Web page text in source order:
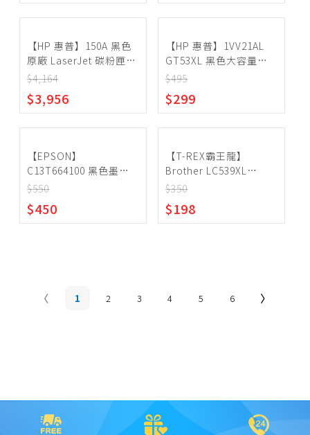
【HP 惠普】150A 黑色
原廠 LaserJet 碳粉匣
W1500A《2入組》
$4,164
$3,956
【HP 惠普】1VV21AL
GT53XL 黑色大容量墨
水瓶
$495
$299
【EPSON】
C13T664100 黑色墨水
T664100
$550
$450
【T-REX霸王龍】
Brother LC539XL
LC535XL 副廠相容墨水
$350
$198
1 2 3 4 5 6